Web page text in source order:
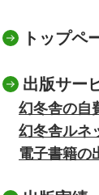
トップペ
出版サー
幻冬舎の自
幻冬舎ルネ
電子書籍の